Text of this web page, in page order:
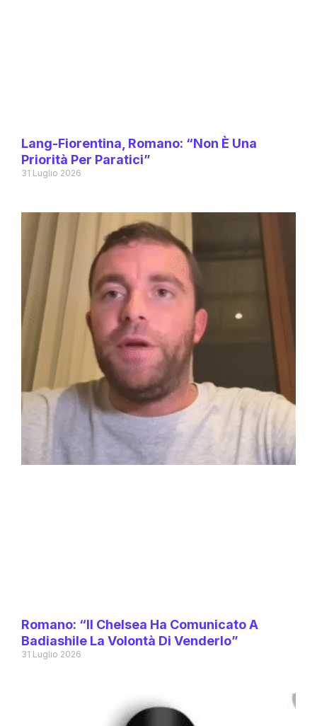
Lang-Fiorentina, Romano: “Non È Una
Priorità Per Paratici”
31 Luglio 2026
Romano: “Il Chelsea Ha Comunicato A
Badiashile La Volontà Di Venderlo”
31 Luglio 2026